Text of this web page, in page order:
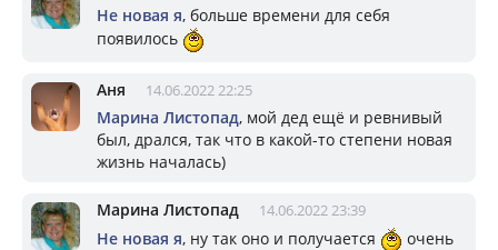
Не новая я, больше времени для себя
появилось
Аня 14.06.2022 22:25
Марина Листопад, мой дед ещё и ревнивый
был, дрался, так что в какой-то степени новая
жизнь началась)
Марина Листопад 14.06.2022 23:39
Не новая я, ну так оно и получается
очень